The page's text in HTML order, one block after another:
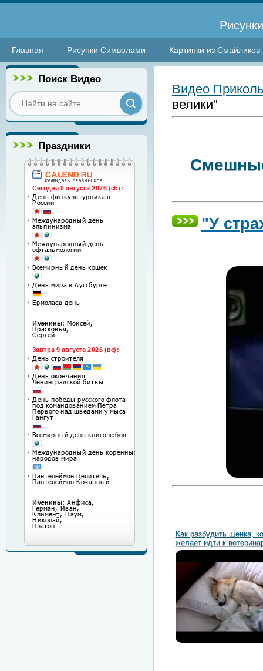
Главная Рисунки Символами Картинки из Смайликов
Поиск Видео
Праздники
Видео
велики"
"У
Как разбудить щенка,
желает идти к